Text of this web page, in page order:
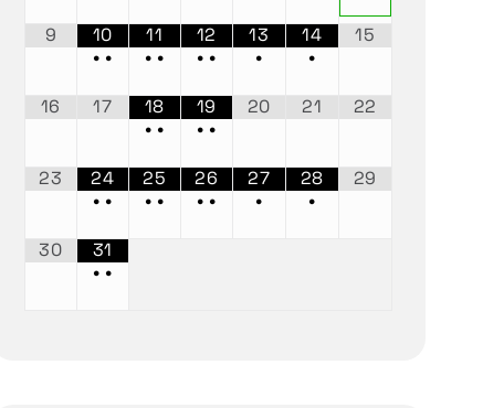
9
10
• •
11
• •
12
• •
13
•
14
•
15
16 17
18
• •
19
• •
20 21 22
23
24
• •
25
• •
26
• •
27
•
28
•
29
30
31
• •